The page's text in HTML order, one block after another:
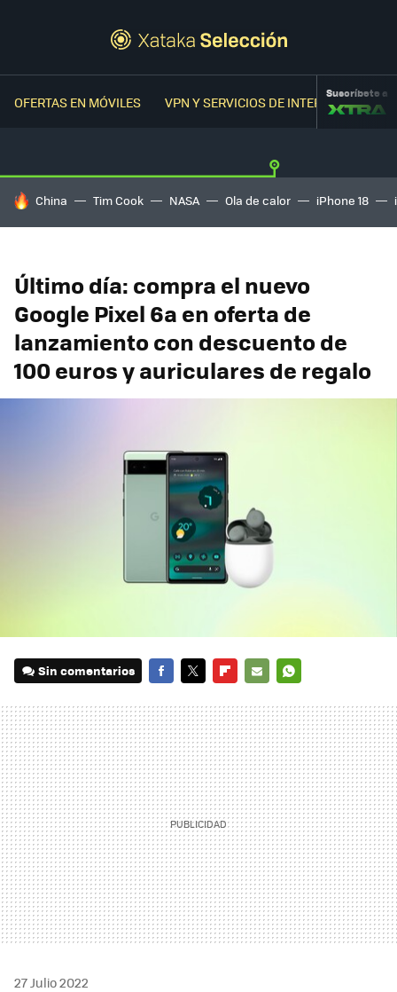
OFERTAS EN MÓVILES VPN Y SERVICIOS DE INTERNETSuscríbete a
HOY SE HABLA DE
China Tim Cook NASA Ola de calor iPhone 18
Último día: compra el nuevo
Google Pixel 6a en oferta de
lanzamiento con descuento de
100 euros y auriculares de regalo
Sin comentarios
MAIL
27 Julio 2022